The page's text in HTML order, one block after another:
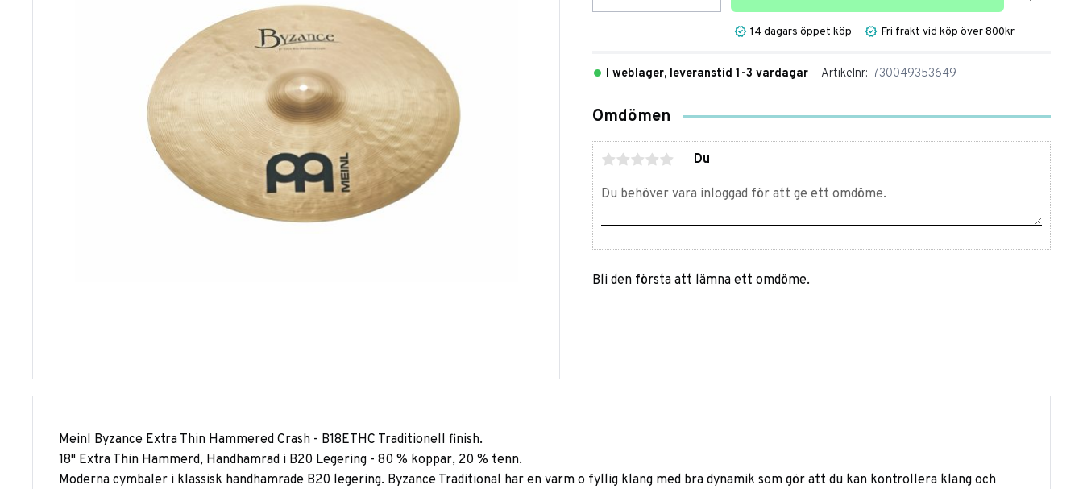
14 dagars öppet köp Fri frakt vid köp över 800kr
I weblager, leveranstid 1-3 vardagar Artikelnr 730049353649
Omdömen
Du
Bli den första att lämna ett omdöme.
Meinl Byzance Extra Thin Hammered Crash - B18ETHC Traditionell finish.
18" Extra Thin Hammerd, Handhamrad i B20 Legering - 80 % koppar, 20 % tenn.
Moderna cymbaler i klassisk handhamrade B20 legering. Byzance Traditional har en varm o fyllig klang med bra dynamik som gör att du kan kontrollera klang och